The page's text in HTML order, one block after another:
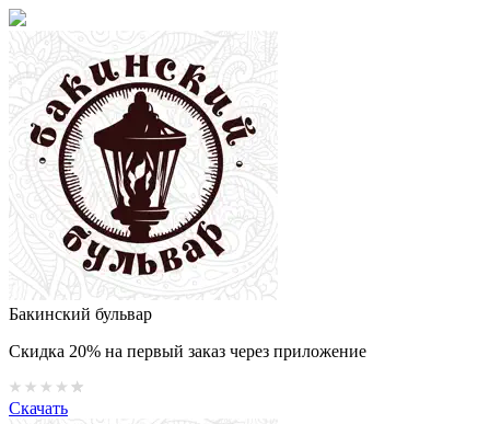
Бакинский бульвар
Скидка 20% на первый заказ через приложение
Скачать